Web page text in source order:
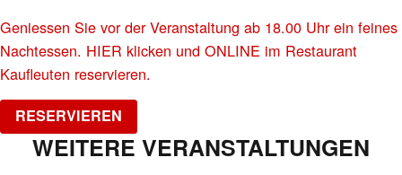
Geniessen Sie vor der Veranstaltung ab 18.00 Uhr ein feines
Nachtessen. HIER klicken und ONLINE im Restaurant
Kaufleuten reservieren.
RESERVIEREN
WEITERE VERANSTALTUNGEN